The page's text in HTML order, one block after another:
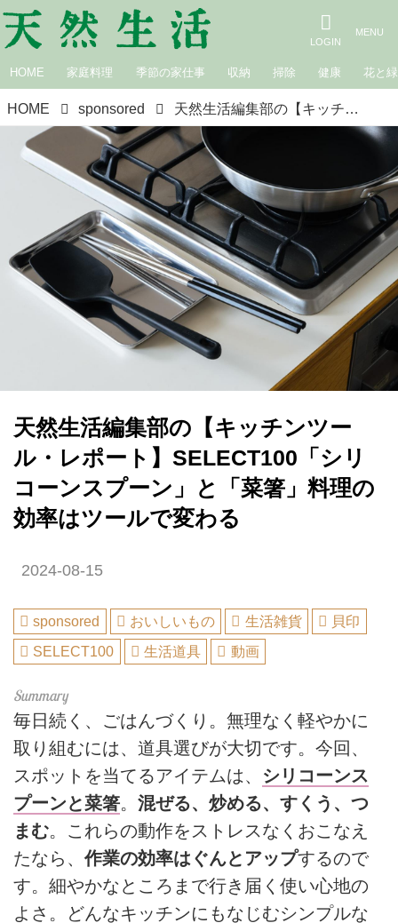
HOME 家庭料理 季節の家仕事 収納 掃除 健康 花と緑
HOME sponsored 天然生活編集部の【キッチンツール・レポート】SELECT100「シリコーンスプーン」と「菜箸」料理の効率はツールで変わる
天然生活編集部の【キッチンツー
ル・レポート】SELECT100「シリ
コーンスプーン」と「菜箸」料理の
効率はツールで変わる
2024-08-15
sponsored おいしいもの 生活雑貨
貝印
SELECT100
生活道具 動画
毎日続く、ごはんづくり。無理なく軽やかに
取り組むには、道具選びが大切です。今回、
スポットを当てるアイテムは、 シリコーンス
プーンと菜箸。 混ぜる、炒める、すくう、つ
まむ。これらの動作をストレスなくおこなえ
たなら、作業の効率はぐんとアップするので
す。細やかなところまで行き届く使い心地の
よさ。どんなキッチンにもなじむシンプルな